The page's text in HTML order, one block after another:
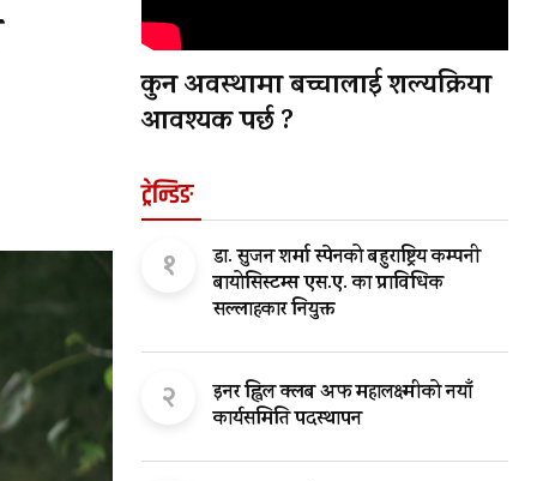
कुन अवस्थामा बच्चालाई शल्यक्रिया
आवश्यक पर्छ ?
ट्रेन्डिङ
१
डा. सुजन शर्मा स्पेनको बहुराष्ट्रिय कम्पनी
बायोसिस्टम्स एस.ए. का प्राविधिक
सल्लाहकार नियुक्त
२
इनर ह्विल क्लब अफ महालक्ष्मीको नयाँ
कार्यसमिति पदस्थापन